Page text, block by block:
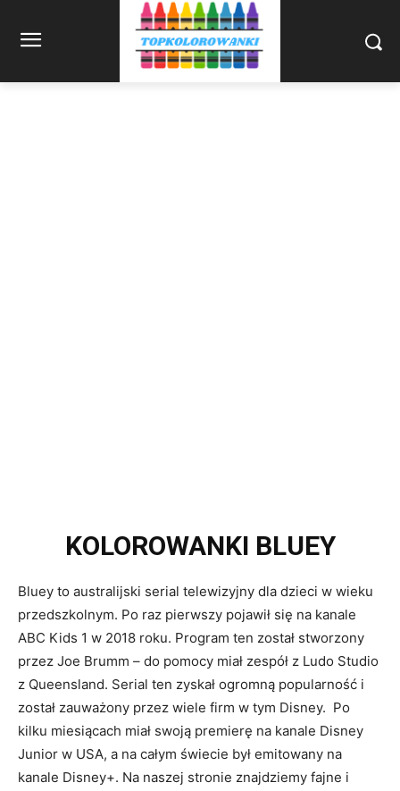
KOLOROWANKI BLUEY
Bluey to australijski serial telewizyjny dla dzieci w wieku
przedszkolnym. Po raz pierwszy pojawił się na kanale
ABC Kids 1 w 2018 roku. Program ten został stworzony
przez Joe Brumm – do pomocy miał zespół z Ludo Studio
z Queensland. Serial ten zyskał ogromną popularność i
został zauważony przez wiele firm w tym Disney. Po
kilku miesiącach miał swoją premierę na kanale Disney
Junior w USA, a na całym świecie był emitowany na
kanale Disney+. Na naszej stronie znajdziemy fajne i